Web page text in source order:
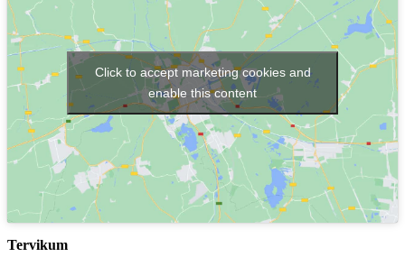
Click to accept marketing cookies and
enable this content
Tervikum